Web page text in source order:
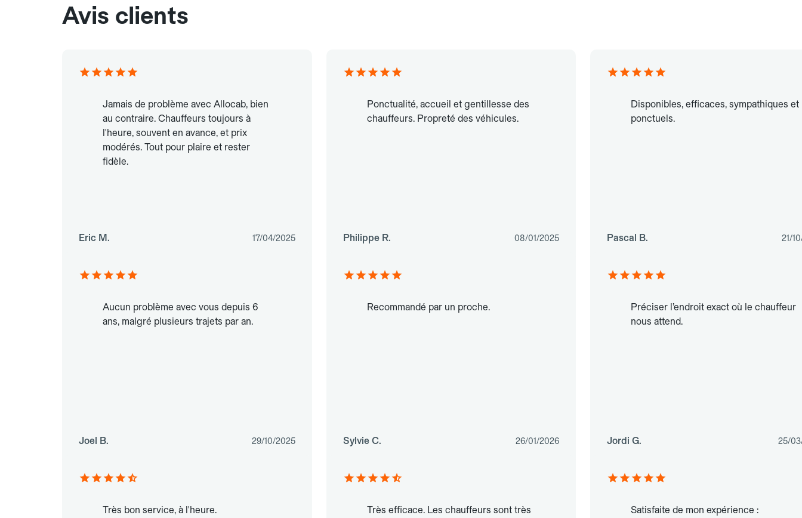
Avis clients
Jamais de problème avec Allocab, bien
au contraire. Chauffeurs toujours à
l'heure, souvent en avance, et prix
modérés. Tout pour plaire et rester
fidèle.
Eric M. 17/04/2025
Ponctualité, accueil et gentillesse des
chauffeurs. Propreté des véhicules.
Philippe R. 08/01/2025
Disponibles, efficaces, sympathiques et
ponctuels.
Pascal B. 21/
Aucun problème avec vous depuis 6
ans, malgré plusieurs trajets par an.
Joel B. 29/10/2025
Recommandé par un proche.
Sylvie C. 26/01/2026
Préciser l’endroit exact où le chauffeur
nous attend.
Jordi G. 25/
Très bon service, à l'heure.
Très efficace. Les chauffeurs sont très
Satisfaite de mon expérience :